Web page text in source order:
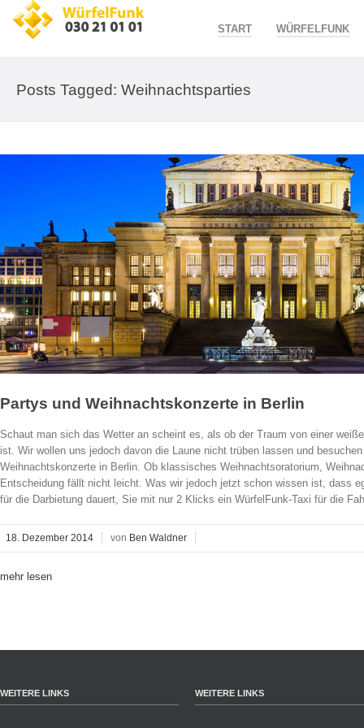
START WÜRFELFUNK
Posts Tagged: Weihnachtsparties
Partys und Weihnachtskonzerte in Berlin
Schaut man sich das Wetter an scheint es, als ob der Traum von einer
ist. Wir wollen uns jedoch davon die Laune nicht trüben lassen und
Weihnachtskonzerte in Berlin. Ob klassisches Weihnachtsoratorium,
Entscheidung fällt nicht leicht. Was wir jedoch jetzt schon wissen ist, dass
für die Darbietung dauert, Sie mit nur 2 Klicks ein WürfelFunk-Taxi für die
18. Dezember 2014 von Ben Waldner
mehr lesen
WEITERE LINKS WEITERE LINKS